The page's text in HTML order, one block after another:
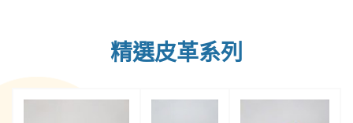
精選皮革系列